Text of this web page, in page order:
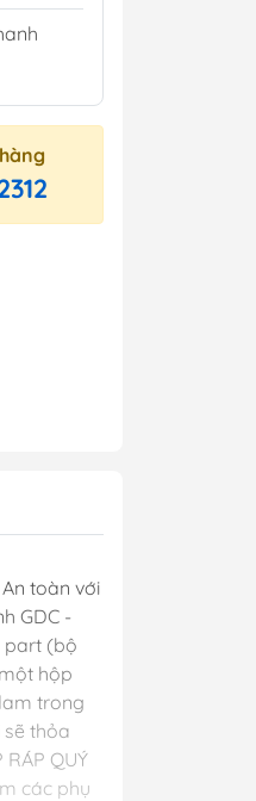
toàn với
GDC -
part (bộ
hộp
trong
thỏa
QUÝ
các phụ